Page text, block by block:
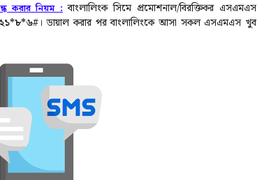
করার নিয়ম : বাংলালিংক সিমে প্রমোশনাল/বিরক্তিকর এসএমএস
।ডায়াল করার পর বাংলালিংকে আসা সকল এসএমএস খুব